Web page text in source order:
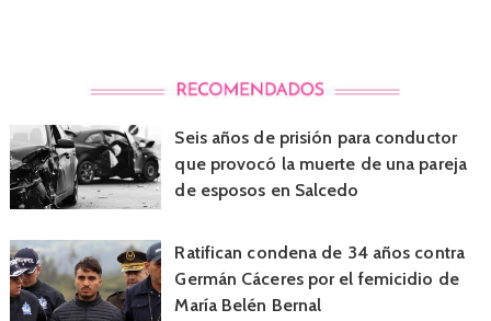
Seis años de prisión para conductor
que provocó la muerte de una pareja
de esposos en Salcedo
Ratifican condena de 34 años contra
Germán Cáceres por el femicidio de
María Belén Bernal